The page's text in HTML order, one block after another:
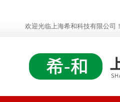
欢迎光临上海希和科技有限公司！